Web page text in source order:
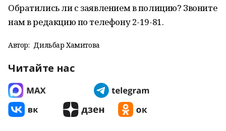
Обратились ли с заявлением в полицию? Звоните
нам в редакцию по телефону 2-19-81.
Автор: Дильбар Хамитова
Читайте нас